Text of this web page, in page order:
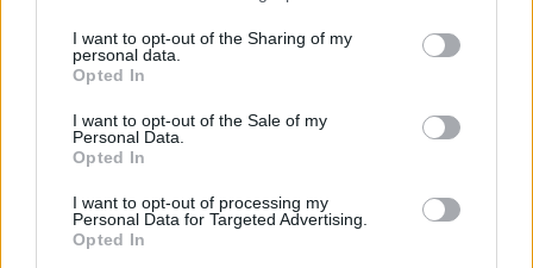
I want to opt-out of the Sharing of my
personal data.
Opted In
I want to opt-out of the Sale of my
Personal Data.
Opted In
I want to opt-out of processing my
Personal Data for Targeted Advertising.
Opted In
Πανεπιστηµίου. Ως καθηγητής δίδαξε
Οικονοµετρία, Στατιστική και Οικονοµικά
οποίο παραιτήθηκε το 1997. Παράλληλα, κατά τη
δηµόσιες θέσεις, µεταξύ των οποίων Γενικός
Γραµµατέας του Υπουργείου Εµπορίου,